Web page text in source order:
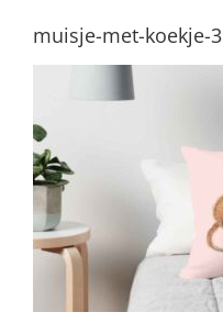
muisje-met-koekje-3